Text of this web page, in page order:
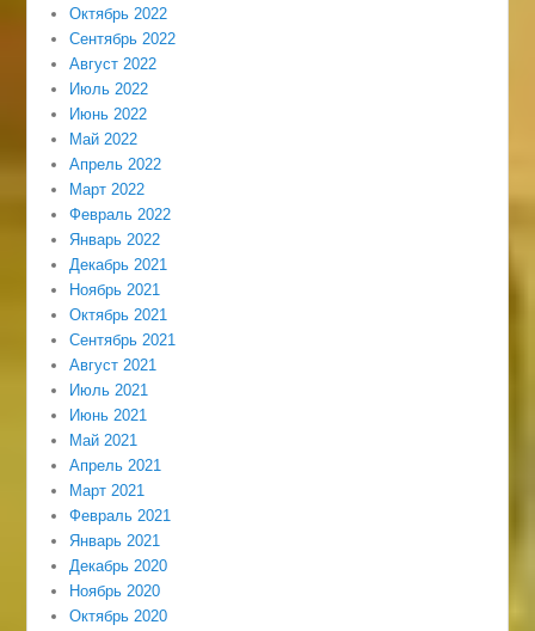
Октябрь 2022
Сентябрь 2022
Август 2022
Июль 2022
Июнь 2022
Май 2022
Апрель 2022
Март 2022
Февраль 2022
Январь 2022
Декабрь 2021
Ноябрь 2021
Октябрь 2021
Сентябрь 2021
Август 2021
Июль 2021
Июнь 2021
Май 2021
Апрель 2021
Март 2021
Февраль 2021
Январь 2021
Декабрь 2020
Ноябрь 2020
Октябрь 2020